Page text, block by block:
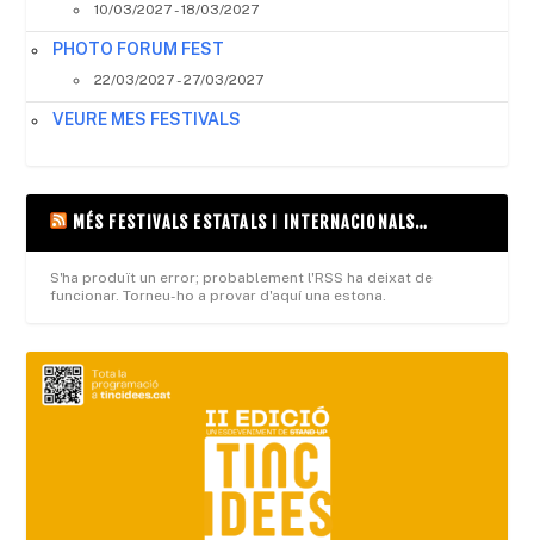
10/03/2027 - 18/03/2027
PHOTO FORUM FEST
22/03/2027 - 27/03/2027
VEURE MES FESTIVALS
MÉS FESTIVALS ESTATALS I INTERNACIONALS…
S'ha produït un error; probablement l'RSS ha deixat de
funcionar. Torneu-ho a provar d'aquí una estona.